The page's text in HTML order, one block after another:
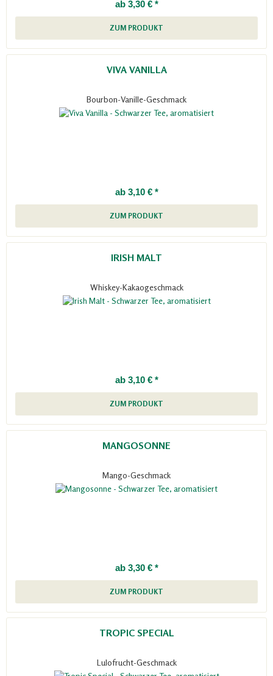
ab 3,30 € *
ZUM PRODUKT
VIVA VANILLA
Bourbon-Vanille-Geschmack
ab 3,10 € *
ZUM PRODUKT
IRISH MALT
Whiskey-Kakaogeschmack
ab 3,10 € *
ZUM PRODUKT
MANGOSONNE
Mango-Geschmack
ab 3,30 € *
ZUM PRODUKT
TROPIC SPECIAL
Lulofrucht-Geschmack